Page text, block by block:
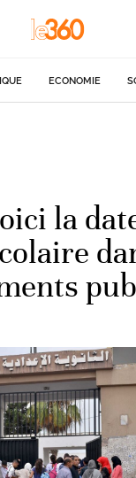
ECONOMIE
la